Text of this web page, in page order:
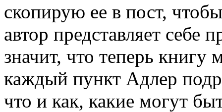
скопирую ее в пост,
автор представляет себе
значит, что теперь
каждый пункт Адлер
что и как, какие могут